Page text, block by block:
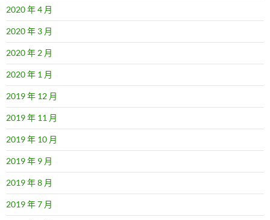
2020 年 4 月
2020 年 3 月
2020 年 2 月
2020 年 1 月
2019 年 12 月
2019 年 11 月
2019 年 10 月
2019 年 9 月
2019 年 8 月
2019 年 7 月